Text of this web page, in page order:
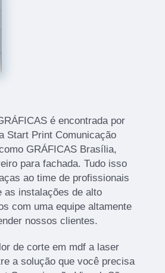
é encontrada por
Start Print Comunicação
GRÁFICAS Brasília,
para fachada. Tudo isso
ao time de profissionais
as instalações de alto
com uma equipe altamente
nossos clientes.
de corte em mdf a laser
a solução que você precisa